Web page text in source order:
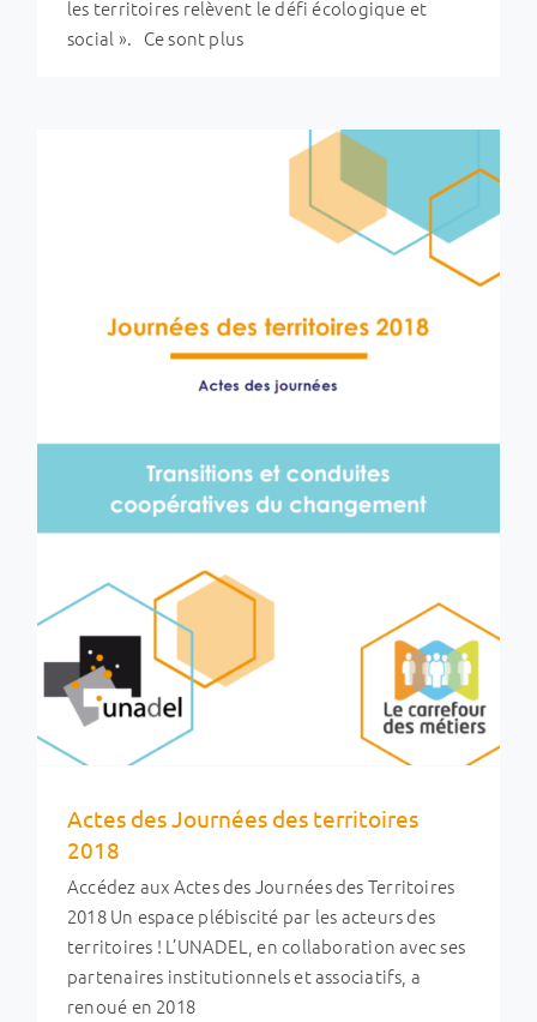
les territoires relèvent le défi écologique et
social ». Ce sont plus
Actes des Journées des territoires
2018
Accédez aux Actes des Journées des Territoires
2018 Un espace plébiscité par les acteurs des
territoires ! L’UNADEL, en collaboration avec ses
partenaires institutionnels et associatifs, a
renoué en 2018
La place des coopérations dans la
Politique de la Ville (journées IRDSU)
Carrefour des Métiers Coopération, communs et
gouvernance Evénements & RDV des réseaux
Ingénierie et métiers Solidarité, éducation populaire